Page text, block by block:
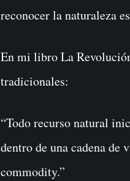
reconocer la naturaleza
En mi libro La
tradicionales:
“Todo recurso natural
dentro de una cadena de
commodity.”